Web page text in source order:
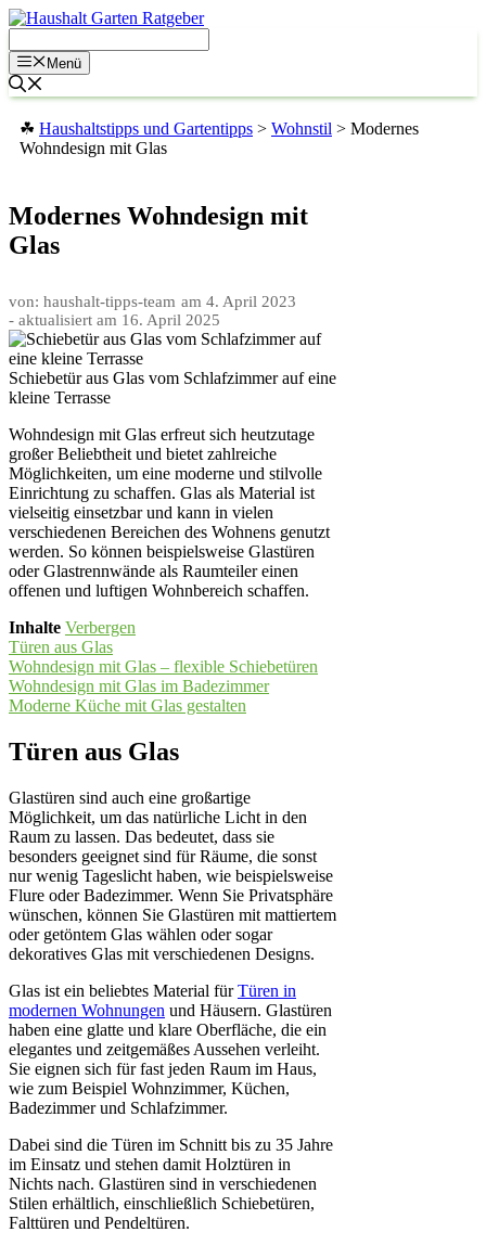
Zum
springenMenü
☘ Haushaltstipps und Gartentipps > Wohnstil > Modernes
Wohndesign mit Glas
Modernes Wohndesign mit
Glas
von: haushalt-tipps-team am 4. April 2023
- aktualisiert am 16. April 2025
Schiebetür aus Glas vom Schlafzimmer auf eine
kleine Terrasse
Wohndesign mit Glas erfreut sich heutzutage
großer Beliebtheit und bietet zahlreiche
Möglichkeiten, um eine moderne und stilvolle
Einrichtung zu schaffen. Glas als Material ist
vielseitig einsetzbar und kann in vielen
verschiedenen Bereichen des Wohnens genutzt
werden. So können beispielsweise Glastüren
oder Glastrennwände als Raumteiler einen
offenen und luftigen Wohnbereich schaffen.
Inhalte Verbergen
Türen aus Glas
Wohndesign mit Glas – flexible Schiebetüren
Wohndesign mit Glas im Badezimmer
Moderne Küche mit Glas gestalten
Türen aus Glas
Glastüren sind auch eine großartige
Möglichkeit, um das natürliche Licht in den
Raum zu lassen. Das bedeutet, dass sie
besonders geeignet sind für Räume, die sonst
nur wenig Tageslicht haben, wie beispielsweise
Flure oder Badezimmer. Wenn Sie Privatsphäre
wünschen, können Sie Glastüren mit mattiertem
oder getöntem Glas wählen oder sogar
dekoratives Glas mit verschiedenen Designs.
Glas ist ein beliebtes Material fürTüren in
modernen Wohnungen und Häusern. Glastüren
haben eine glatte und klare Oberfläche, die ein
elegantes und zeitgemäßes Aussehen verleiht.
Sie eignen sich für fast jeden Raum im Haus,
wie zum Beispiel Wohnzimmer, Küchen,
Badezimmer und Schlafzimmer.
Dabei sind die Türen im Schnitt bis zu 35 Jahre
im Einsatz und stehen damit Holztüren in
Nichts nach. Glastüren sind in verschiedenen
Stilen erhältlich, einschließlich Schiebetüren,
Falttüren und Pendeltüren.